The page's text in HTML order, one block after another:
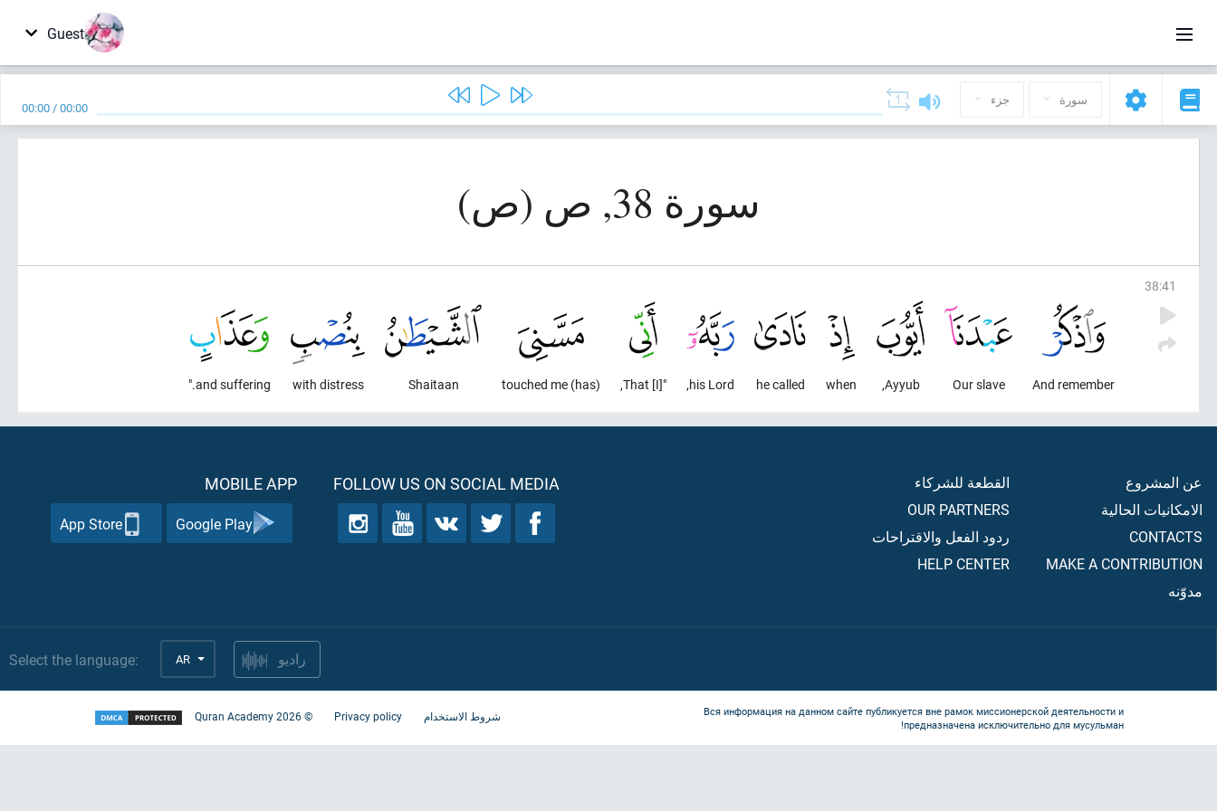
Guest
سورة جزء 00:00 /00:00
سورة 38, ص (ص)
38:41
And remember
Our slave
Ayyub,
when
he called
his Lord,
"That [I],
(has) touched me
Shaitaan
with distress
and suffering."
عن المشروع
الامكانيات الحالية
CONTACTS
MAKE A CONTRIBUTION
مدوّنه
القطعة للشركاء
OUR PARTNERS
ردود الفعل والاقتراحات
HELP CENTER
FOLLOW US ON SOCIAL MEDIA
MOBILE APP
Google Play
App Store
Select the language: AR راديو
Вся информация на данном сайте публикуется вне рамок миссионерской деятельности и
предназначена исключительно для мусульман!
شروط الاستخدام Privacy policy
©
2026